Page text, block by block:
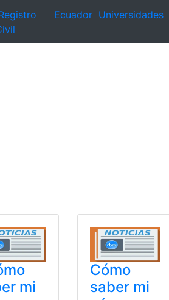
Ecuador Universidades
mi
Cómo
saber mi